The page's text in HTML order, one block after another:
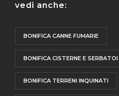
vedi anche:
BONIFICA CANNE FUMARIE
BONIFICA CISTERNE E SERBATOI
BONIFICA TERRENI INQUINATI